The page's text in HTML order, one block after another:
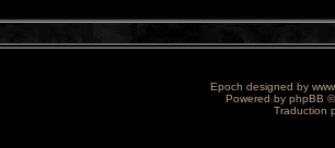
Epoch designed by
Powered by phpBB
Traduction